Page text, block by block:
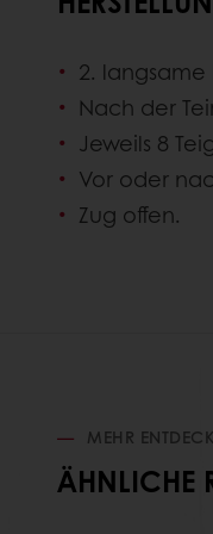
2. langsame
Nach der
Jeweils 8
Vor oder
Zug offen.
MEHR
ÄHNLICHE